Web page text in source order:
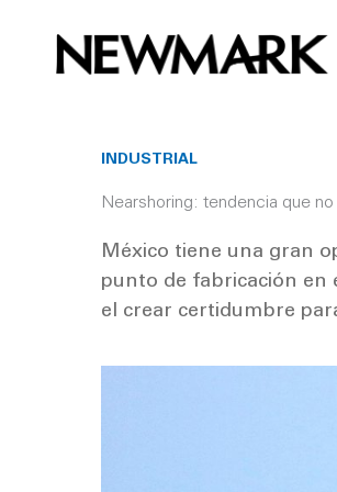
content
INDUSTRIAL
Nearshoring: tendencia que
México tiene una gran
punto de fabricación en
el crear certidumbre